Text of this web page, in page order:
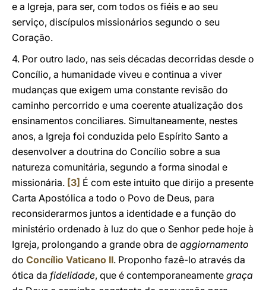
e a Igreja, para ser, com todos os fiéis e ao seu
serviço, discípulos missionários segundo o seu
Coração.
4. Por outro lado, nas seis décadas decorridas desde o
Concílio, a humanidade viveu e continua a viver
mudanças que exigem uma constante revisão do
caminho percorrido e uma coerente atualização dos
ensinamentos conciliares. Simultaneamente, nestes
anos, a Igreja foi conduzida pelo Espírito Santo a
desenvolver a doutrina do Concílio sobre a sua
natureza comunitária, segundo a forma sinodal e
missionária. [3] É com este intuito que dirijo a presente
Carta Apostólica a todo o Povo de Deus, para
reconsiderarmos juntos a identidade e a função do
ministério ordenado à luz do que o Senhor pede hoje à
Igreja, prolongando a grande obra de aggiornamento
do Concílio Vaticano II. Proponho fazê-lo através da
ótica da fidelidade, que é contemporaneamente graça